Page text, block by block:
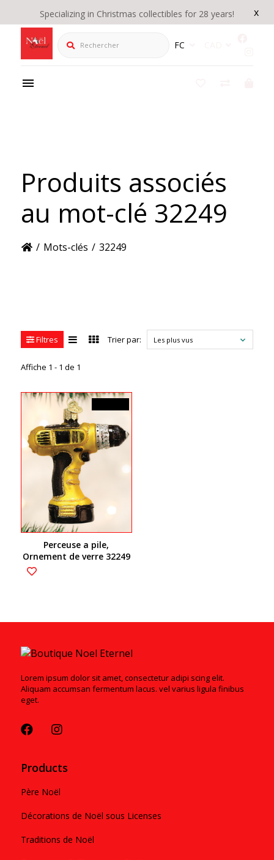
x
Specializing in Christmas collectibles for 28 years!
Rechercher FC
Produits associés
au mot-clé 32249
/ Mots-clés / 32249
Filtres
Affiche 1 - 1 de 1
Trier par: Les plus vus
Perceuse a pile,
Ornement de verre 32249
Lorem ipsum dolor sit amet, consectetur adipi scing elit.
Aliquam accumsan fermentum lacus. vel varius ligula finibus
eget.
Products
Père Noël
Décorations de Noël sous Licenses
Traditions de Noël